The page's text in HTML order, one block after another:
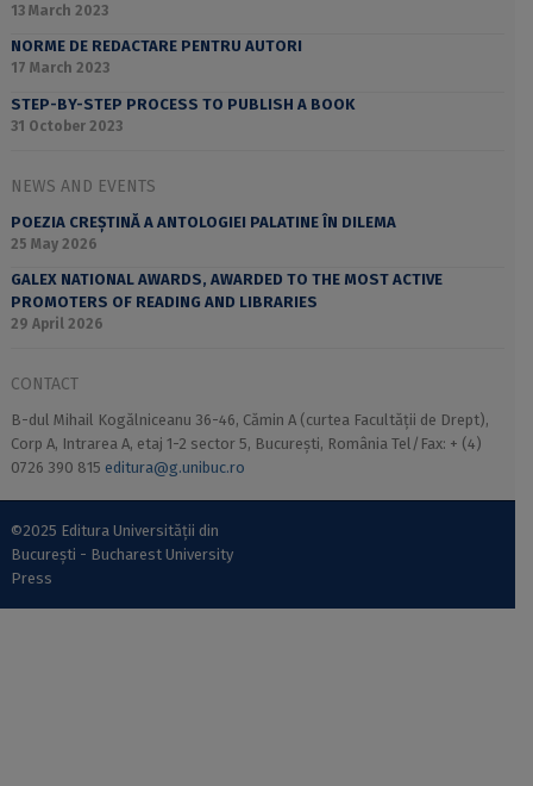
13 March 2023
NORME DE REDACTARE PENTRU AUTORI
17 March 2023
STEP-BY-STEP PROCESS TO PUBLISH A BOOK
31 October 2023
NEWS AND EVENTS
POEZIA CREȘTINĂ A ANTOLOGIEI PALATINE ÎN DILEMA
25 May 2026
GALEX NATIONAL AWARDS, AWARDED TO THE MOST ACTIVE
PROMOTERS OF READING AND LIBRARIES
29 April 2026
CONTACT
B-dul Mihail Kogălniceanu 36-46, Cămin A (curtea Facultății de Drept),
Corp A, Intrarea A, etaj 1-2 sector 5, București, România Tel/Fax: + (4)
0726 390 815 editura@g.unibuc.ro
©2025 Editura Universității din
București - Bucharest University
Press